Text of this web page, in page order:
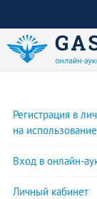
Регистрация в
на
Вход в онлайн-
Личный кабинет